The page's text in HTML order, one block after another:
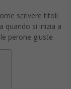
scrivere titoli
quando si inizia a
perone giuste